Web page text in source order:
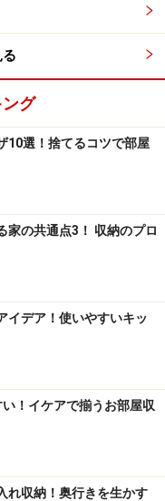
しまうと部屋の使い
成長すれば、自分の
、ベッドを2台並べて
ています。
ッドを2台並べて配
はそこで朝食をとっ
い方を想定していま
ッドを使って、収納
置くことで、ヘッド
わったら、棚を分割
きます。
みてはいかが？
グ
10選！捨てるコツで部屋
家の共通点3！ 収納のプロ
イデア！使いやすいキッ
！イケアで揃うお部屋収
れ収納！奥行きを生かす